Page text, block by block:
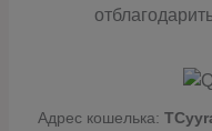
Адрес кошелька: